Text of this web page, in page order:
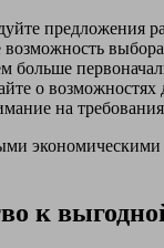
предложения
возможность
больше
о возможностях
на
к